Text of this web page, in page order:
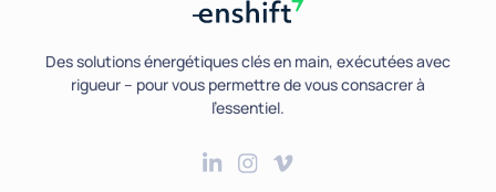
Des solutions énergétiques clés en main, exécutées avec
rigueur – pour vous permettre de vous consacrer à
l’essentiel.